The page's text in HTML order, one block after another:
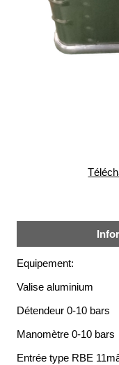
Laiteries
Brasseries
/
Pharma
Ferroviaire
Maintenance
La
société
Equipement:
Valise aluminium
Détendeur 0-10 bars
Manomètre 0-10 bars
Entrée type RBE